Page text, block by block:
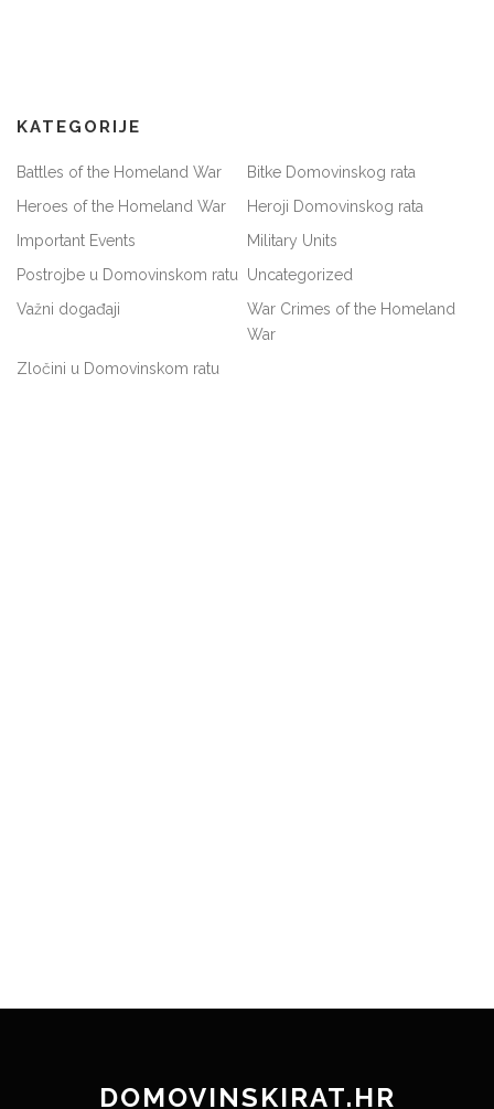
KATEGORIJE
Battles of the Homeland War
Bitke Domovinskog rata
Heroes of the Homeland War
Heroji Domovinskog rata
Important Events
Military Units
Postrojbe u Domovinskom ratu
Uncategorized
Važni događaji
War Crimes of the Homeland
War
Zločini u Domovinskom ratu
DOMOVINSKIRAT.HR